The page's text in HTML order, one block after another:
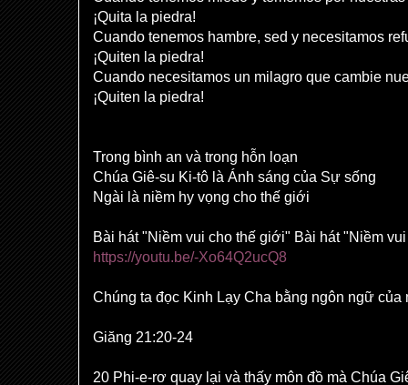
¡Quita la piedra!
Cuando tenemos hambre, sed y necesitamos
¡Quiten la piedra!
Cuando necesitamos un milagro que cambie
¡Quiten la piedra!
Trong bình an và trong hỗn loạn
Chúa Giê-su Ki-tô là Ánh sáng của Sự sống
Ngài là niềm hy vọng cho thế giới
Bài hát "Niềm vui cho thế giới" Bài hát "Niềm
https://youtu.be/-Xo64Q2ucQ8
Chúng ta đọc Kinh Lạy Cha bằng ngôn ngữ của
Giăng 21:20-24
20 Phi-e-rơ quay lại và thấy môn đồ mà Chúa